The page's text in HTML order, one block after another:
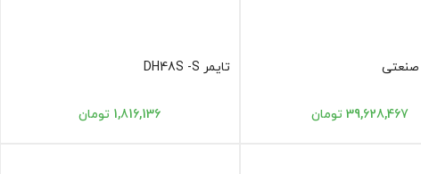
39,628,467 تومان
تایمر DH48S -S
1,816,136 تومان